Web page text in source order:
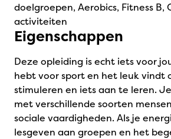
doelgroepen, Aerobics, Fitness B,
activiteiten
Eigenschappen
Deze opleiding is echt iets voor
hebt voor sport en het leuk vindt
stimuleren en iets aan te leren.
met verschillende soorten
sociale vaardigheden. Als je
lesgeven aan groepen en het